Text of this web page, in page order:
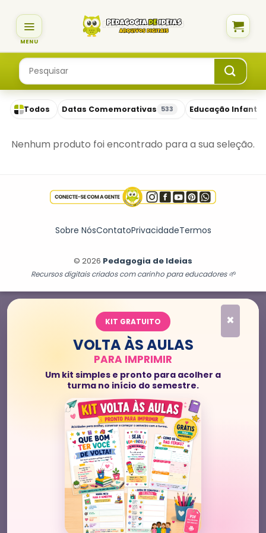
content
Pesquisar
por:
Todos Datas Comemorativas 533 Educação Infantil
Nenhum produto foi encontrado para a sua seleção.
Sobre NósContatoPrivacidadeTermos
© 2026 Pedagogia de Ideias
Recursos digitais criados com carinho para educadores 🌱
×
KIT GRATUITO
VOLTA ÀS AULAS
PARA IMPRIMIR
Um kit simples e pronto para acolher a
turma no início do semestre.